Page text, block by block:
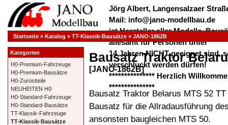
Jörg Albert, Langensalzaer
Mail: info@jano-modellbau.de
ist Hersteller aller Modelle,
allesamt für Personen unter
14 Jahren NICHT geeignet sind,
verschluckt werden dürfen!
*************** Herzlich
***************
Startseite » Katalog » TT-Klassik-Bausätze » JANO-1862B
Bausatz Traktor
[JANO-1862B]
Bausatz Traktor Belarus MTS 52 TT
Bausatz für die Allradausführung
ansonsten baugleichen MTS 50.
Kategorien
H0-Premium-Fahrzeuge
H0-Premium-Bausätze
H0-Zurüstteile
NEUHEITEN H0
H0-Standard-Fahrzeuge
H0-Standard-Bausätze
TT-Klassik-Fahrzeuge
TT-Klassik-Bausätze